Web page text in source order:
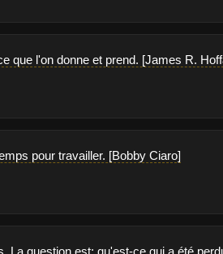
que l'on donne et prend. [James R.
pour travailler. [Bobby Ciaro]